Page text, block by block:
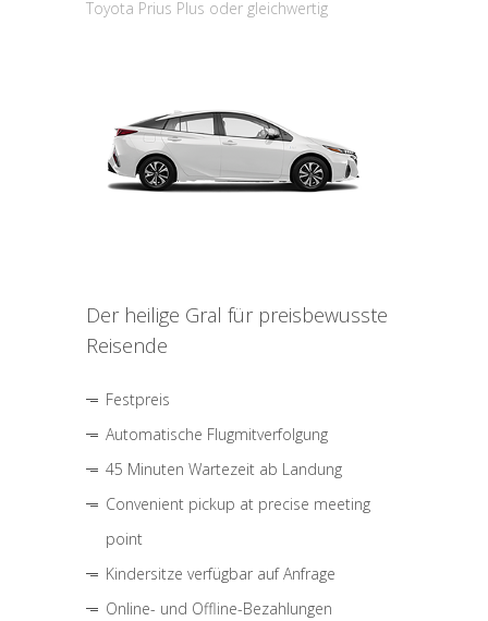
Toyota Prius Plus oder gleichwertig
Der heilige Gral für preisbewusste
Reisende
Festpreis
Automatische Flugmitverfolgung
45 Minuten Wartezeit ab Landung
Convenient pickup at precise meeting
point
Kindersitze verfügbar auf Anfrage
Online- und Offline-Bezahlungen